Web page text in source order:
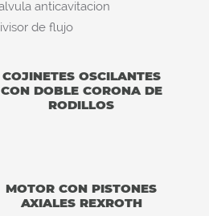
anticavitacion
de flujo
COJINETES OSCILANTES
CON DOBLE CORONA DE
RODILLOS
MOTOR CON PISTONES
AXIALES REXROTH